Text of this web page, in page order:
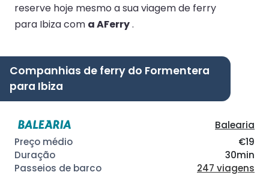
reserve hoje mesmo a sua viagem de ferry
para Ibiza com a AFerry.
Companhias de ferry do Formentera
para Ibiza
Balearia
€19
30min
247 viagens